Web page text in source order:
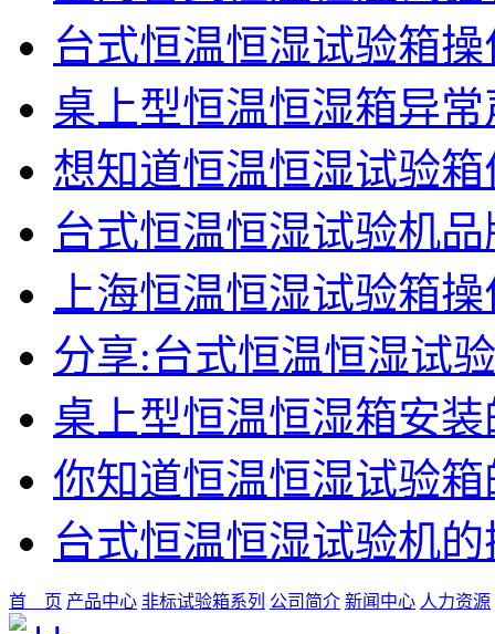
台式恒温恒湿试验箱
桌上型恒温恒湿箱异
想知道恒温恒湿试验
台式恒温恒湿试验机
上海恒温恒湿试验箱
分享:台式恒温恒湿试
桌上型恒温恒湿箱安
你知道恒温恒湿试验
台式恒温恒湿试验机
首 页 产品中心 非标试验箱系列 公司简介 新闻中心 人力资源